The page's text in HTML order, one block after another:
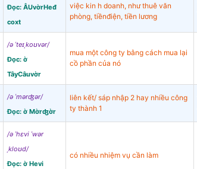
Đọc: ÂUvờrHeđ
coxt
việc kin h doanh, như thuê văn
phòng, tiềnđiện, tiền lương
/ə ˈteɪˌkoʊvər/
Đọc: ờ
TâyCâuvờr
mua một công ty bằng cách mua lại
cồ phần của nó
/ə ˈmərʤər/
Đọc: ờ Mờrʤờr
liên kết/ sáp nhập 2 hay nhiều công
ty thành 1
/ə ˈhɛvi ˈwər
ˌkloʊd/
Đọc: ờ Hevi
có nhiều nhiệm vụ cần làm